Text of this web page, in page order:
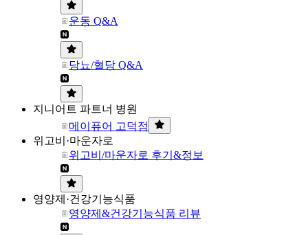
운동 Q&A
당뇨/혈당 Q&A
지니어트 파트너 병원
메이퓨어 고덕점
위고비·마운자로
위고비/마운자로 후기&정보
영양제·건강기능식품
영양제&건강기능식품 리뷰